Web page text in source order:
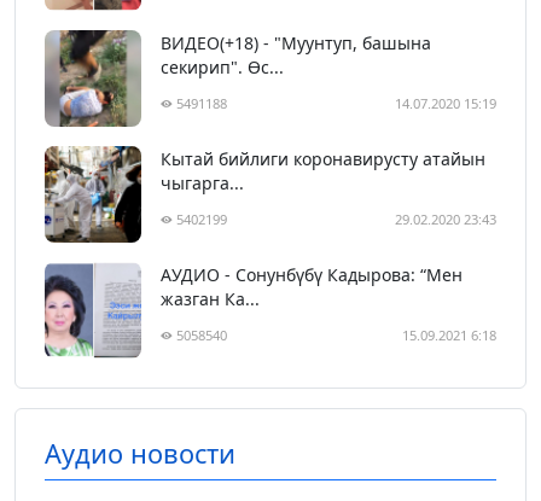
ВИДЕО(+18) - "Муунтуп, башына
секирип". Өс...
5491188 14.07.2020 15:19
Кытай бийлиги коронавирусту атайын
чыгарга...
5402199 29.02.2020 23:43
АУДИО - Сонунбүбү Кадырова: “Мен
жазган Ка...
5058540 15.09.2021 6:18
Аудио новости